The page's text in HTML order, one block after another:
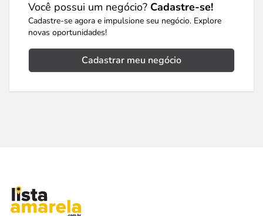
Você possui um negócio? Cadastre-se!
Cadastre-se agora e impulsione seu negócio. Explore
novas oportunidades!
Cadastrar meu negócio